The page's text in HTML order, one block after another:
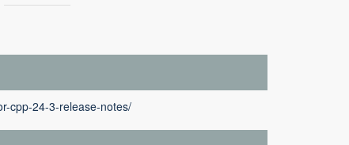
cpp-24-3-release-notes/